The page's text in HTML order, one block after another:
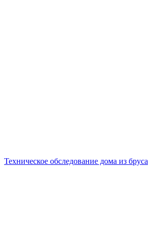
Техническое обследование дома из бруса